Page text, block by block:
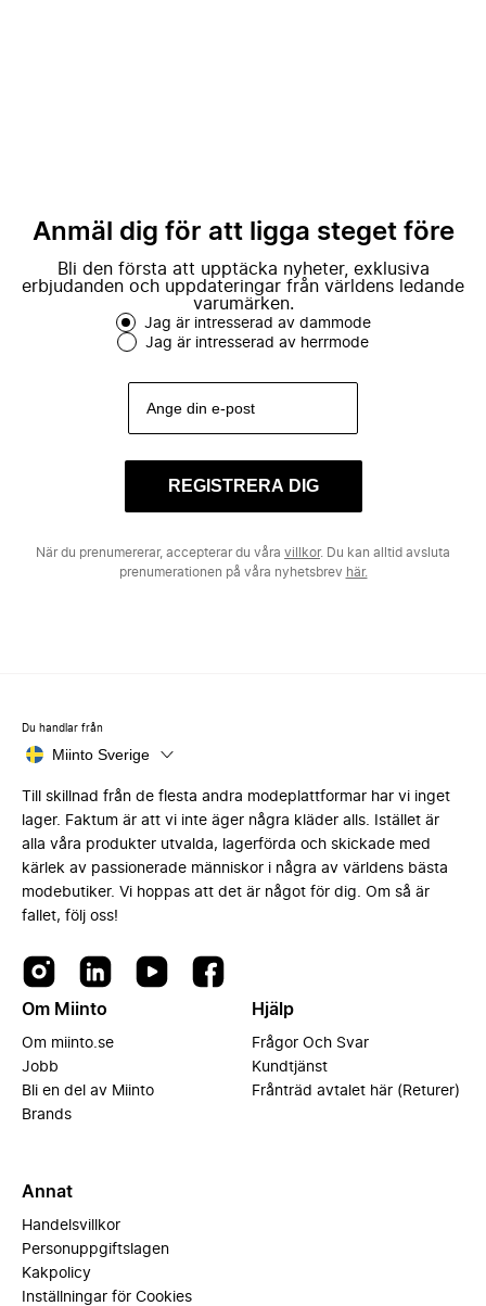
Anmäl dig för att ligga steget före
Bli den första att upptäcka nyheter, exklusiva
erbjudanden och uppdateringar från världens ledande
varumärken.
Jag är intresserad av dammode
Jag är intresserad av herrmode
REGISTRERA DIG
När du prenumererar, accepterar du våra villkor. Du kan alltid avsluta
prenumerationen på våra nyhetsbrev här.
Du handlar från
Miinto Sverige
Till skillnad från de flesta andra modeplattformar har vi inget
lager. Faktum är att vi inte äger några kläder alls. Istället är
alla våra produkter utvalda, lagerförda och skickade med
kärlek av passionerade människor i några av världens bästa
modebutiker. Vi hoppas att det är något för dig. Om så är
fallet, följ oss!
Om Miinto
Om miinto.se
Jobb
Bli en del av Miinto
Brands
Hjälp
Frågor Och Svar
Kundtjänst
Frånträd avtalet här (Returer)
Annat
Handelsvillkor
Personuppgiftslagen
Kakpolicy
Inställningar för Cookies